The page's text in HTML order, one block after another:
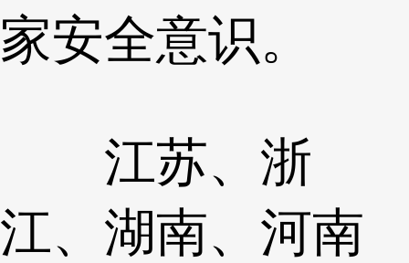
家安全意识。
江苏、浙
江、湖南、河南